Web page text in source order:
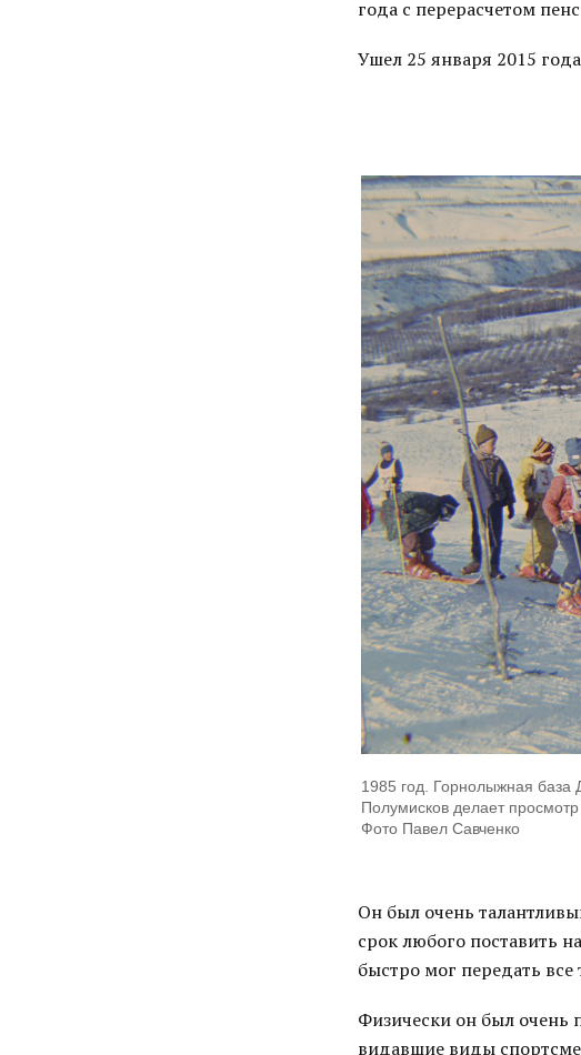
года с перерасчетом
Ушел 25 января 2015
1985 год. Горнолыжная
Полумисков делает
Фото Павел Савченко
Он был очень
срок любого поставить
быстро мог передать
Физически он был очень
видавшие виды